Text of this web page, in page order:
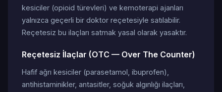
kesiciler (opioid türevleri) ve kemoterapi ajanları
yalnızca geçerli bir doktor reçetesiyle satılabilir.
Reçetesiz bu ilaçları satmak yasal olarak yasaktır.
Reçetesiz İlaçlar (OTC — Over The Counter)
Hafif ağrı kesiciler (parasetamol, ibuprofen),
antihistaminikler, antasitler, soğuk algınlığı ilaçları,